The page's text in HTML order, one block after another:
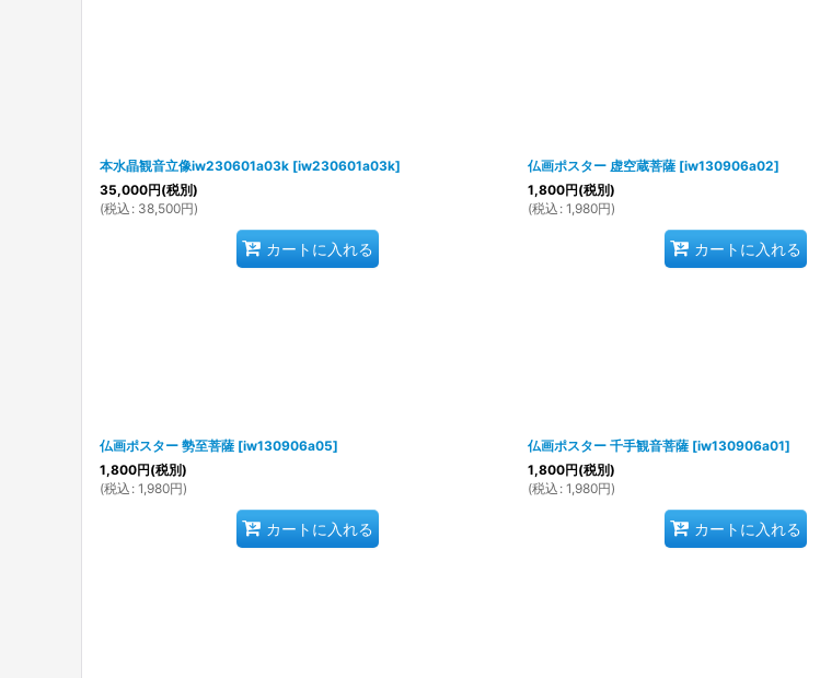
本水晶観音立像iw230601a03k [iw230601a03k]
35,000円(税別)
(税込 : 38,500円)
カートに入れる
仏画ポスター 虚空蔵菩薩 [iw130906a02]
1,800円(税別)
(税込 : 1,980円)
カートに入れる
仏画ポスター 勢至菩薩 [iw130906a05]
1,800円(税別)
(税込 : 1,980円)
カートに入れる
仏画ポスター 千手観音菩薩 [iw130906a01]
1,800円(税別)
(税込 : 1,980円)
カートに入れる